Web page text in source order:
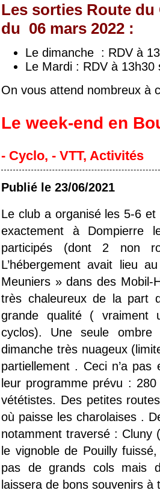
Les sorties Route
du 06 mars 2022 :
Le dimanche : RDV à
Le Mardi : RDV à
On vous attend nombreux à
Le week-end en
- Cyclo, - VTT, Activités
Publié le 23/06/2021
Le club a organisé les 5-6
exactement à
participés (dont 2 non
L’hébergement avait lieu
Meuniers » dans des Mobil-
très chaleureux de la part
grande qualité ( vraiment
cyclos). Une seule
dimanche très nuageux
partiellement . Ceci n’a
leur programme prévu :
vététistes. Des petites
où paisse les charolaises .
notamment traversé : Cluny
le vignoble de Pouilly
pas de grands cols mais
laissera de bons souvenirs à